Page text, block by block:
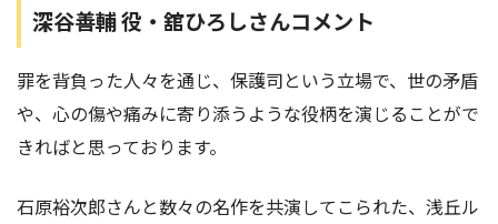
深谷善輔 役・舘ひろしさんコメント
罪を背負った人々を通じ、保護司という立場で、世の矛盾
や、心の傷や痛みに寄り添うような役柄を演じることがで
きればと思っております。
石原裕次郎さんと数々の名作を共演してこられた、浅丘ル